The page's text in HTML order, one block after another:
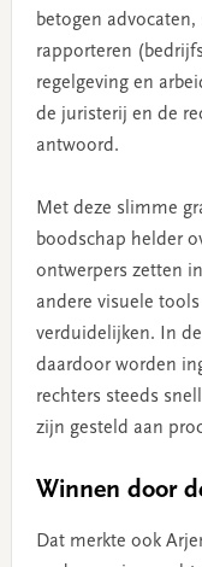
betogen
rapporteren
regelgeving en
de juristerij en de
antwoord.
Met deze slimme
boodschap helder
ontwerpers zetten
andere visuele
verduidelijken. In
daardoor worden
rechters steeds
zijn gesteld aan
Winnen door
Dat merkte ook